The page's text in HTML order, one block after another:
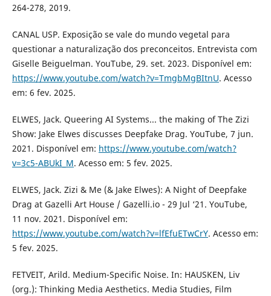
264-278, 2019.
CANAL USP. Exposição se vale do mundo vegetal para
questionar a naturalização dos preconceitos. Entrevista com
Giselle Beiguelman. YouTube, 29. set. 2023. Disponível em:
https://www.youtube.com/watch?v=TmgbMgBItnU. Acesso
em: 6 fev. 2025.
ELWES, Jack. Queering AI Systems... the making of The Zizi
Show: Jake Elwes discusses Deepfake Drag. YouTube, 7 jun.
2021. Disponível em: https://www.youtube.com/watch?
v=3c5-ABUkI_M. Acesso em: 5 fev. 2025.
ELWES, Jack. Zizi & Me (& Jake Elwes): A Night of Deepfake
Drag at Gazelli Art House / Gazelli.io - 29 Jul ‘21. YouTube,
11 nov. 2021. Disponível em:
https://www.youtube.com/watch?v=lfEfuETwCrY. Acesso em:
5 fev. 2025.
FETVEIT, Arild. Medium-Specific Noise. In: HAUSKEN, Liv
(org.): Thinking Media Aesthetics. Media Studies, Film